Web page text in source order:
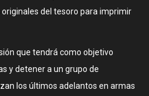
del tesoro para imprimir
que tendrá como objetivo
y detener a un grupo de
los últimos adelantos en armas